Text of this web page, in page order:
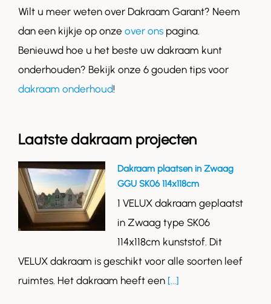
Wilt u meer weten over Dakraam Garant? Neem
dan een kijkje op onze over ons pagina.
Benieuwd hoe u het beste uw dakraam kunt
onderhouden? Bekijk onze 6 gouden tips voor
dakraam onderhoud!
Laatste dakraam projecten
Dakraam plaatsen in Zwaag
GGU SK06 114x118cm
1 VELUX dakraam geplaatst
in Zwaag type SK06
114x118cm kunststof. Dit
VELUX dakraam is geschikt voor alle soorten leef
ruimtes. Het dakraam heeft een [...]